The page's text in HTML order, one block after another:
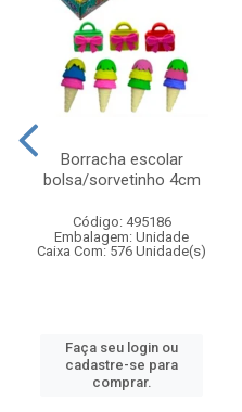
Borracha escolar
bolsa/sorvetinho 4cm
Código: 495186
Embalagem: Unidade
Caixa Com: 576 Unidade(s)
Faça seu login ou
cadastre-se para
comprar.